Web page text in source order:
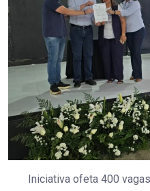
Iniciativa ofeta 400